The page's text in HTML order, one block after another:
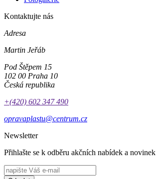
Kontaktujte nás
Adresa
Martin Jeřáb
Pod Štěpem 15
102 00 Praha 10
Česká republika
+(420) 602 347 490
opravaplastu@centrum.cz
Newsletter
Přihlašte se k odběru akčních nabídek a novinek